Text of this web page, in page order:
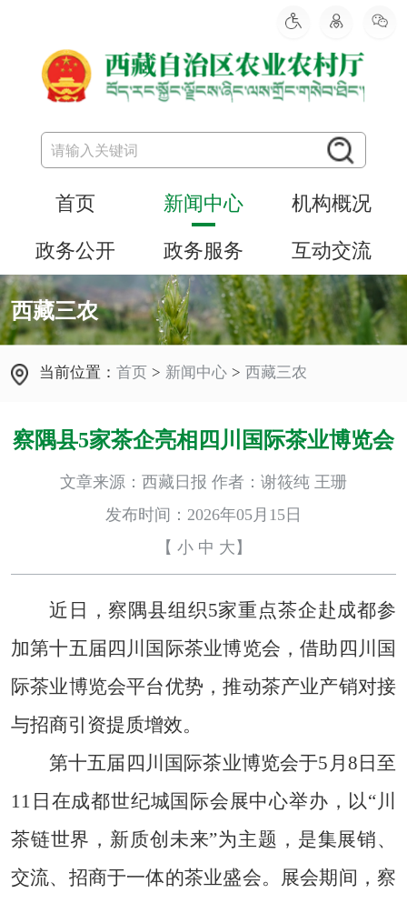
首页 新闻中心 机构概况
政务公开 政务服务 互动交流
西藏三农
当前位置：首页 > 新闻中心 > 西藏三农
察隅县5家茶企亮相四川国际茶业博览会
文章来源：西藏日报 作者：谢筱纯 王珊
发布时间：2026年05月15日
【 小 中 大 】
近日，察隅县组织5家重点茶企赴成都参
加第十五届四川国际茶业博览会，借助四川国
际茶业博览会平台优势，推动茶产业产销对接
与招商引资提质增效。
第十五届四川国际茶业博览会于5月8日至
11日在成都世纪城国际会展中心举办，以“川
茶链世界，新质创未来”为主题，是集展销、
交流、招商于一体的茶业盛会。展会期间，察